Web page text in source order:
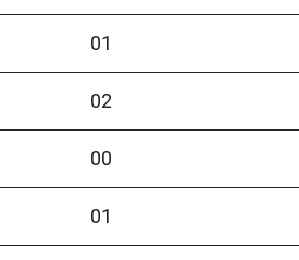
01
02
00
01